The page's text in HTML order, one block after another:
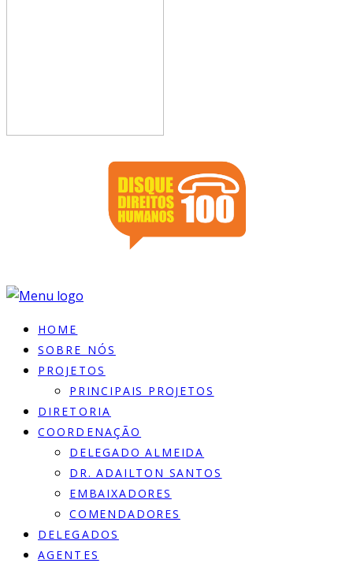
HOME
SOBRE NÓS
PROJETOS
PRINCIPAIS PROJETOS
DIRETORIA
COORDENAÇÃO
DELEGADO ALMEIDA
DR. ADAILTON SANTOS
EMBAIXADORES
COMENDADORES
DELEGADOS
AGENTES